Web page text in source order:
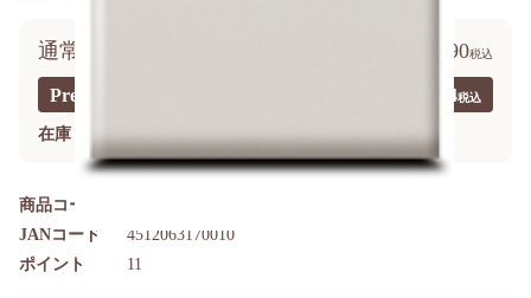
Premium40価格 ￥774
通常価格 ￥1,290
在庫 ご注文できます
商品コード
ポイント 11
JANコード 4512063170010